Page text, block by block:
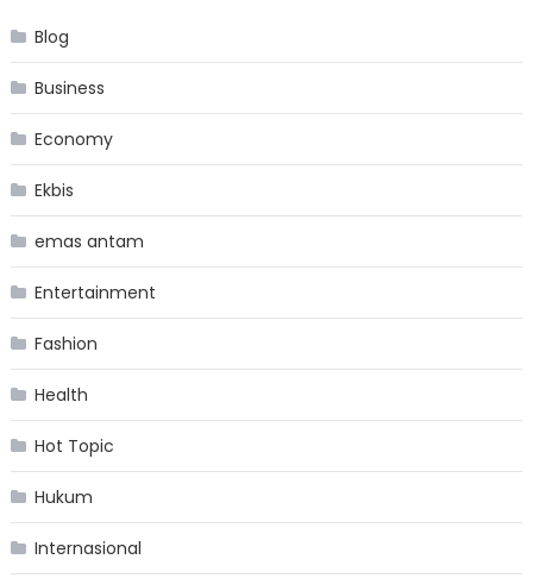
Blog
Business
Economy
Ekbis
emas antam
Entertainment
Fashion
Health
Hot Topic
Hukum
Internasional